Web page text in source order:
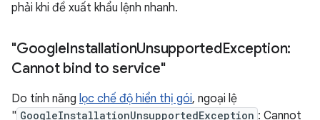
phải khi đề xuất khẩu lệnh nhanh.
"GoogleInstallationUnsupportedException:
Cannot bind to service"
Do tính năng lọc chế độ hiển thị gói, ngoại lệ
" GoogleInstallationUnsupportedException : Cannot